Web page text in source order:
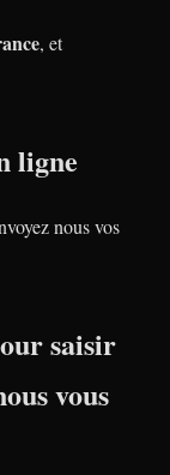
, et
ligne
nous vos
saisir
vous